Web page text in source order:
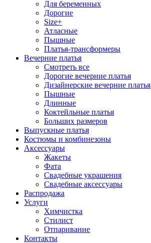
Для беременных
Дорогие
Size+
Атласные
Пышные
Платья-трансформеры
Вечерние платья
Смотреть все
Дорогие вечерние платья
Дизайнерские вечерние платья
Пышные
Длинные
Коктейльные платья
Больших размеров
Выпускные платья
Костюмы и комбинезоны
Аксессуары
Жакеты
Фата
Свадебные украшения
Свадебные аксессуары
Распродажа
Услуги
Химчистка
Стилист
Отпаривание
Контакты